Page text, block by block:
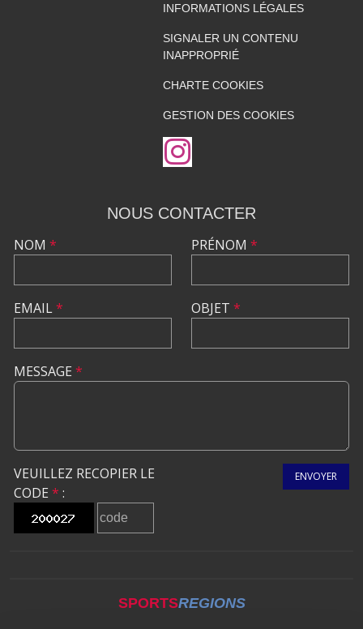
INFORMATIONS LÉGALES
SIGNALER UN CONTENU
INAPPROPRIÉ
CHARTE COOKIES
GESTION DES COOKIES
NOUS CONTACTER
NOM *
EMAIL*
PRÉNOM *
OBJET *
MESSAGE *
VEUILLEZ RECOPIER LE
CODE * :
ENVOYER
SPORTSREGIONS